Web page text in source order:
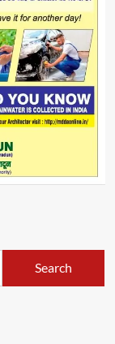
Search